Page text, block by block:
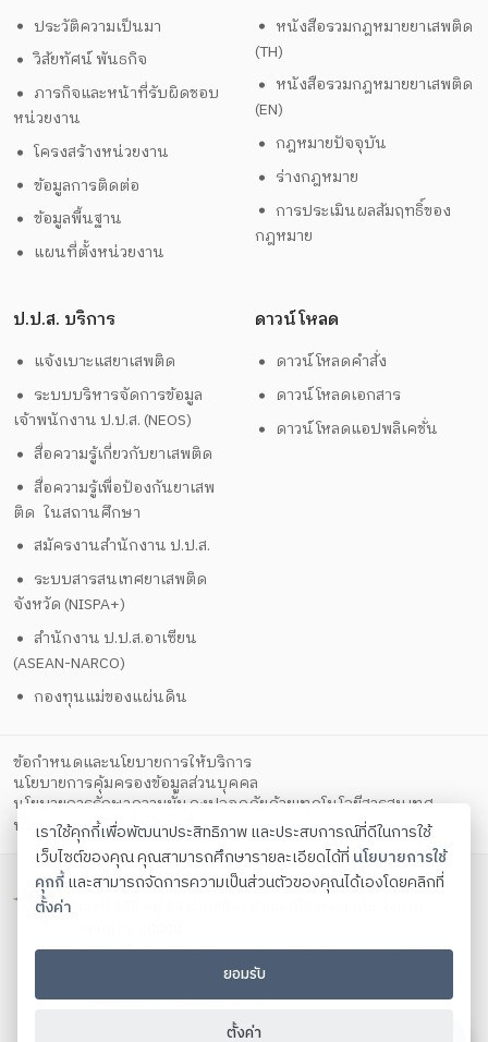
ประวัติความเป็นมา
วิสัยทัศน์ พันธกิจ
ภารกิจและหน้าที่รับผิดชอบ
หน่วยงาน
โครงสร้างหน่วยงาน
ข้อมูลการติดต่อ
ข้อมูลพื้นฐาน
แผนที่ตั้งหน่วยงาน
หนังสือรวมกฎหมายยาเสพติด
(TH)
หนังสือรวมกฎหมายยาเสพติด
(EN)
กฎหมายปัจจุบัน
ร่างกฎหมาย
การประเมินผลสัมฤทธิ์ของ
กฎหมาย
ป.ป.ส. บริการ
แจ้งเบาะแสยาเสพติด
ระบบบริหารจัดการข้อมูล
เจ้าพนักงาน ป.ป.ส. (NEOS)
สื่อความรู้เกี่ยวกับยาเสพติด
สื่อความรู้เพื่อป้องกันยาเสพ
ติด ในสถานศึกษา
สมัครงานสำนักงาน ป.ป.ส.
ระบบสารสนเทศยาเสพติด
จังหวัด (NISPA+)
สำนักงาน ป.ป.ส.อาเซียน
(ASEAN-NARCO)
กองทุนแม่ของแผ่นดิน
ดาวน์โหลด
ดาวน์โหลดคำสั่ง
ดาวน์โหลดเอกสาร
ดาวน์โหลดแอปพลิเคชั่น
ข้อกำหนดและนโยบายการให้บริการ
นโยบายการคุ้มครองข้อมูลส่วนบุคคล
นโยบายการรักษาความมั่นคงปลอดภัยด้วยเทคโนโลยีสารสนเทศ
นโยบายคุกกี้
ตั้งค่าคุกกี้
สำนักงาน ปปส. ภาค 4 กระทรวงยุติธรรม
โทรศัพท์ 0-4324-1029 , 0-4324-4019 , 0-4324-5459 , 0-
4324-6324 , 0-4324-6960 โทรสาร 0-4324-6790 Contact
us:saraban_or4@oncb.go.th
เราใช้คุกกี้เพื่อพัฒนาประสิทธิภาพ และประสบการณ์ที่ดีในการใช้
เว็บไซต์ของคุณ คุณสามารถศึกษารายละเอียดได้ที่ นโยบายการใช้
คุกกี้และสามารถจัดการความเป็นส่วนตัวของคุณได้เองโดยคลิกที่
ตั้งค่า
ยอมรับ
ตั้งค่า